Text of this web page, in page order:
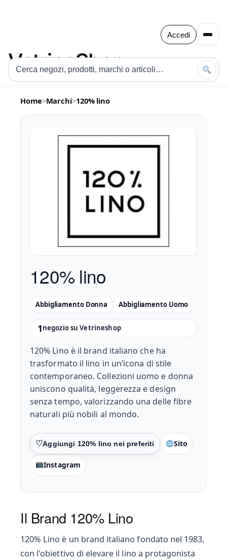
Accedi
Home>Marchi>120% lino
120% lino
1negozio su Vetrineshop
Abbigliamento Donna Abbigliamento Uomo
120% Lino è il brand italiano che ha
trasformato il lino in un’icona di stile
contemporaneo. Collezioni uomo e donna
uniscono qualità, leggerezza e design
senza tempo, valorizzando una delle fibre
naturali più nobili al mondo.
Preferiti Sito
Instagram
Il Brand 120% Lino
120% Lino è un brand italiano fondato nel 1983,
con l'obiettivo di elevare il lino a protagonista